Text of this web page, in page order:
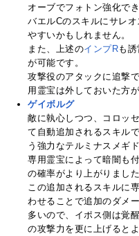
オーブでフォトン強化で
バエルCのスキルにサレ
やすいかもしれません。
また、上述のインプRも
が可能です。
攻撃役のアタックに追撃
用霊宝は外しておいた方
ゲイボルグ
敵に執心しつつ、コロッ
て自動追加されるスキル
う強力なテルミナスメギド
専用霊宝によって暗闇も
の確率がより上がりました
この追加されるスキルに
わせることで追加のダメ
多いので、イポス側は覚
の攻撃力を更に上げると